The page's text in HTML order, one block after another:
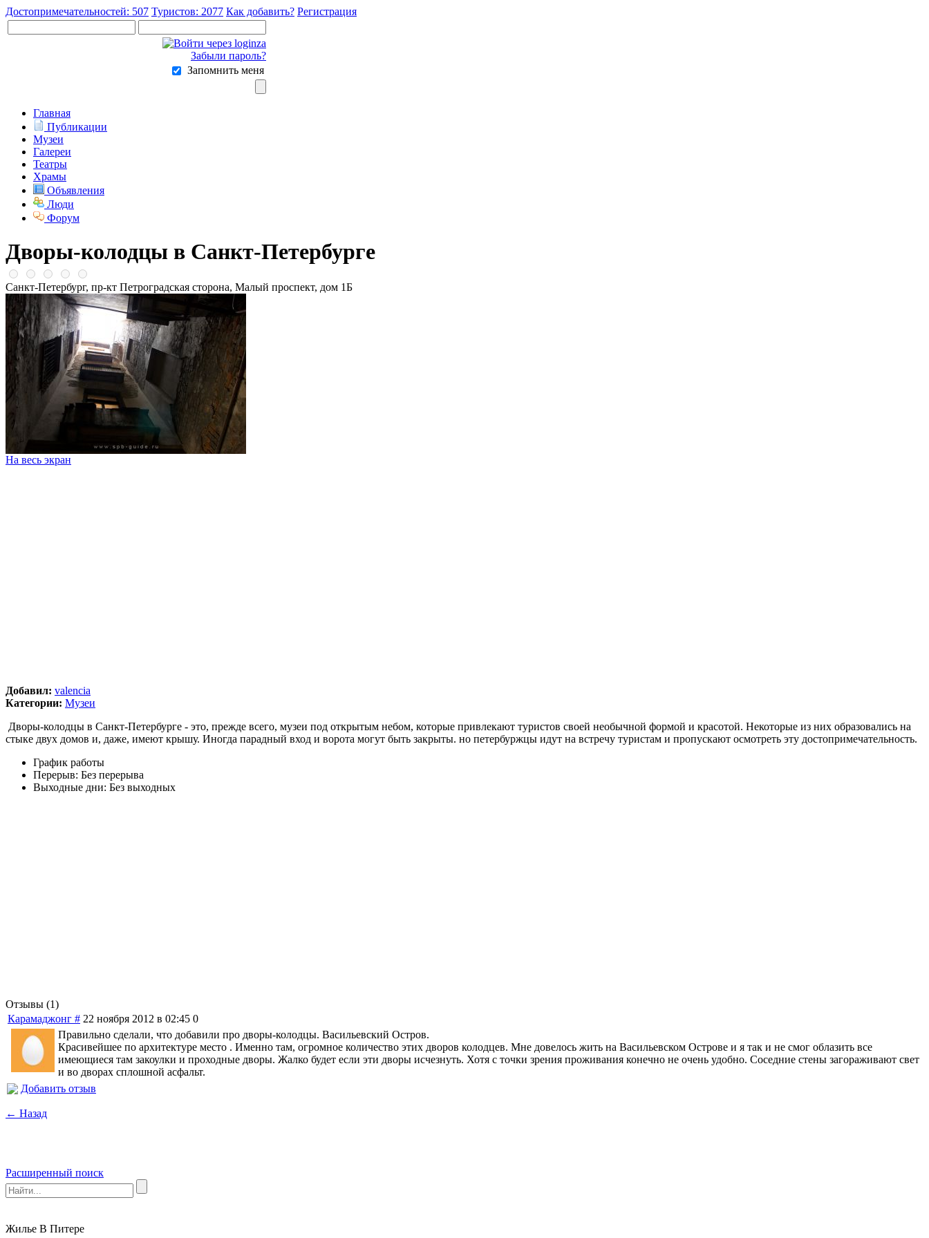
Достопримечательностей: 507 Туристов: 2077 Как добавить? Регистрация
Забыли пароль?
Запомнить меня
Главная
Публикации
Музеи
Галереи
Театры
Храмы
Объявления
Люди
Форум
Дворы-колодцы в Санкт-Петербурге
Санкт-Петербург, пр-кт Петроградская сторона, Малый проспект, дом 1Б
На весь экран
Добавил: valencia
Категории: Музеи
Дворы-колодцы в Санкт-Петербурге - это, прежде всего, музеи под открытым небом, которые привлекают туристов своей необычной формой и красотой. Некоторые из них образовались на
стыке двух домов и, даже, имеют крышу. Иногда парадный вход и ворота могут быть закрыты. но петербуржцы идут на встречу туристам и пропускают осмотреть эту достопримечательность.
График работы
Перерыв: Без перерыва
Выходные дни: Без выходных
Отзывы (1)
Карамаджонг # 22 ноября 2012 в 02:45 0
Правильно сделали, что добавили про дворы-колодцы. Васильевский Остров.
Красивейшее по архитектуре место . Именно там, огромное количество этих дворов колодцев. Мне довелось жить на Васильевском Острове и я так и не смог облазить все
имеющиеся там закоулки и проходные дворы. Жалко будет если эти дворы исчезнуть. Хотя с точки зрения проживания конечно не очень удобно. Соседние стены загораживают свет
и во дворах сплошной асфальт.
Добавить отзыв
← Назад
Расширенный поиск
Жилье В Питере